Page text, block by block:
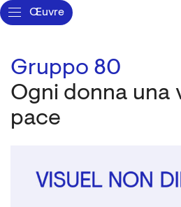
Œuvre
Gruppo 80
Ogni donna una
pace